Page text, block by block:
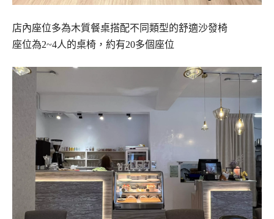
店內座位多為木質餐桌搭配不同類型的舒適沙發椅
座位為2~4人的桌椅，約有20多個座位